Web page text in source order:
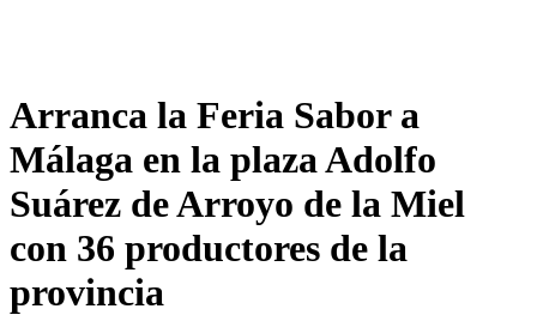
Arranca la Feria Sabor a
Málaga en la plaza Adolfo
Suárez de Arroyo de la Miel
con 36 productores de la
provincia